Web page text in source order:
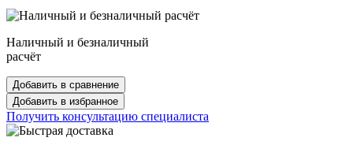
Наличный и безналичный
расчёт
Добавить в сравнение
Добавить в избранное
Получить консультацию специалиста